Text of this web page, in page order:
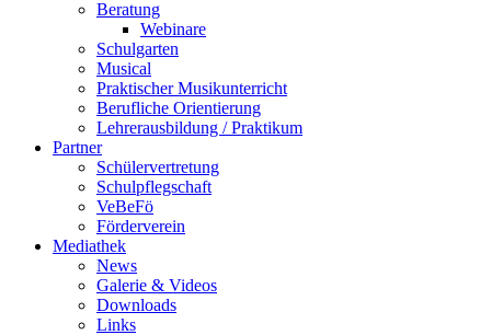
Beratung
Webinare
Schulgarten
Musical
Praktischer Musikunterricht
Berufliche Orientierung
Lehrerausbildung / Praktikum
Partner
Schülervertretung
Schulpflegschaft
VeBeFö
Förderverein
Mediathek
News
Galerie & Videos
Downloads
Links